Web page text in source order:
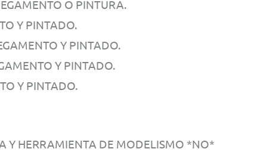
O PINTURA.
Y PINTADO.
Y PINTADO.
Y PINTADO.
Y PINTADO.
Y HERRAMIENTA DE MODELISMO *NO*